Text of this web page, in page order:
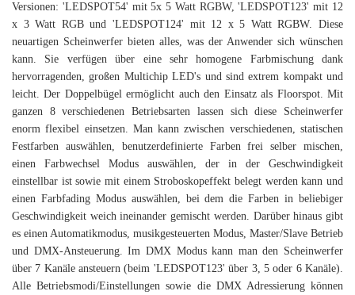
Versionen: 'LEDSPOT54' mit 5x 5 Watt RGBW, 'LEDSPOT123' mit 12
x 3 Watt RGB und 'LEDSPOT124' mit 12 x 5 Watt RGBW. Diese
neuartigen Scheinwerfer bieten alles, was der Anwender sich wünschen
kann. Sie verfügen über eine sehr homogene Farbmischung dank
hervorragenden, großen Multichip LED's und sind extrem kompakt und
leicht. Der Doppelbügel ermöglicht auch den Einsatz als Floorspot. Mit
ganzen 8 verschiedenen Betriebsarten lassen sich diese Scheinwerfer
enorm flexibel einsetzen. Man kann zwischen verschiedenen, statischen
Festfarben auswählen, benutzerdefinierte Farben frei selber mischen,
einen Farbwechsel Modus auswählen, der in der Geschwindigkeit
einstellbar ist sowie mit einem Stroboskopeffekt belegt werden kann und
einen Farbfading Modus auswählen, bei dem die Farben in beliebiger
Geschwindigkeit weich ineinander gemischt werden. Darüber hinaus gibt
es einen Automatikmodus, musikgesteuerten Modus, Master/Slave Betrieb
und DMX-Ansteuerung. Im DMX Modus kann man den Scheinwerfer
über 7 Kanäle ansteuern (beim 'LEDSPOT123' über 3, 5 oder 6 Kanäle).
Alle Betriebsmodi/Einstellungen sowie die DMX Adressierung können